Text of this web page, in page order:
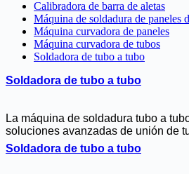
Calibradora de barra de aletas
Máquina de soldadura de paneles
Máquina curvadora de paneles
Máquina curvadora de tubos
Soldadora de tubo a tubo
Soldadora de tubo a tubo
La máquina de soldadura tubo a
soluciones avanzadas de unión de
híbrida GTAW/MIG y tecnología TIG
control AVC inteligente, rendimiento
Soldadora de tubo a tubo